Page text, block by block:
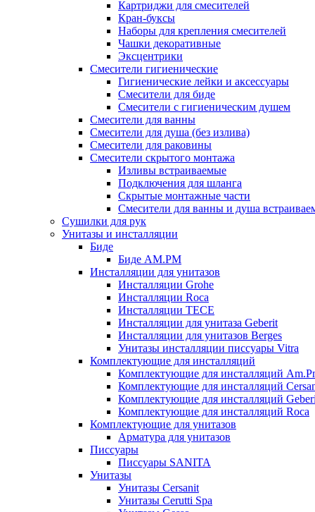
Картриджи для смесителей
Кран-буксы
Наборы для крепления смесителей
Чашки декоративные
Эксцентрики
Смесители гигиенические
Гигиенические лейки и аксессуары
Смесители для биде
Смесители с гигиеническим душем
Смесители для ванны
Смесители для душа (без излива)
Смесители для раковины
Смесители скрытого монтажа
Изливы встраиваемые
Подключения для шланга
Скрытые монтажные части
Смесители для ванны и душа
Сушилки для рук
Унитазы и инсталляции
Биде
Биде AM.PM
Инсталляции для унитазов
Инсталляции Grohe
Инсталляции Roca
Инсталляции TECE
Инсталляции для унитаза Geberit
Инсталляции для унитазов Berges
Унитазы инсталляции писсуары Vitra
Комплектующие для инсталляций
Комплектующие для инсталляций
Комплектующие для инсталляций
Комплектующие для инсталляций
Комплектующие для инсталляций Roca
Комплектующие для унитазов
Арматура для унитазов
Писсуары
Писсуары SANITA
Унитазы
Унитазы Cersanit
Унитазы Cerutti Spa